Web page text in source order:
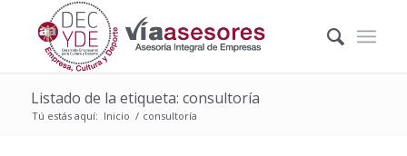
Listado de la etiqueta: consultoría
Tú estás aquí: Inicio / consultoría